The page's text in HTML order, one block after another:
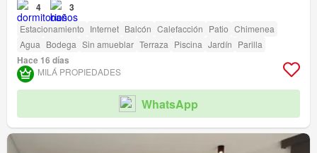
4 3
Estacionamiento Internet Balcón Calefacción Patio Chimenea
Agua Bodega Sin amueblar Terraza Piscina Jardín Parilla
Hace 16 días
MILÁ PROPIEDADES
WhatsApp